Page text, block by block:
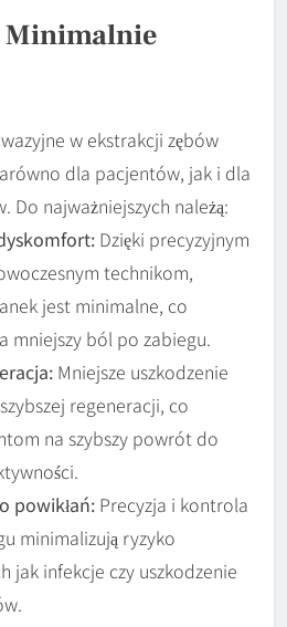
Minimalnie
w ekstrakcji zębów
dla pacjentów, jak i dla
Do najważniejszych należą:
Dzięki precyzyjnym
technikom,
jest minimalne, co
mniejszy ból po zabiegu.
Mniejsze uszkodzenie
regeneracji, co
na szybszy powrót do
powikłań: Precyzja i kontrola
minimalizują ryzyko
jak infekcje czy uszkodzenie